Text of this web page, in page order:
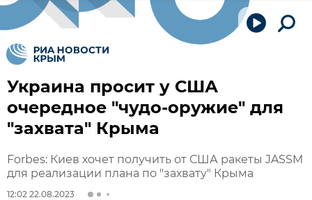
Украина просит у США
очередное "чудо-оружие" для
"захвата" Крыма
Forbes: Киев хочет получить от США ракеты JASSM
для реализации плана по "захвату" Крыма
12:02 22.08.2023